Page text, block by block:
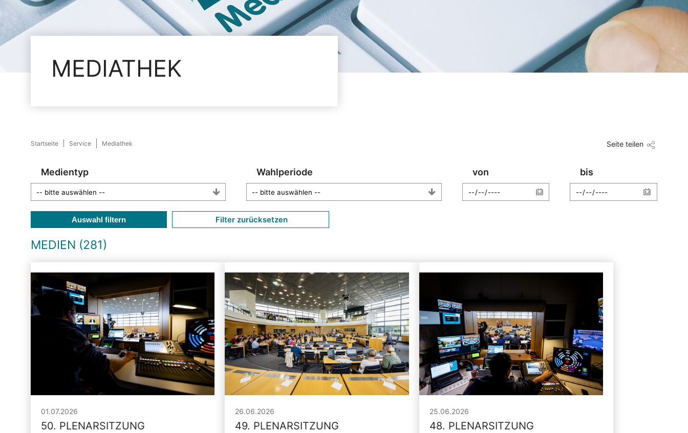
MEDIATHEK
Startseite Service Mediathek Seite teilen
Medientyp Wahlperiode von bis
Auswahl filtern Filter zurücksetzen
MEDIEN (281)
01.07.2026
50. PLENARSITZUNG
26.06.2026
49. PLENARSITZUNG
25.06.2026
48. PLENARSITZUNG